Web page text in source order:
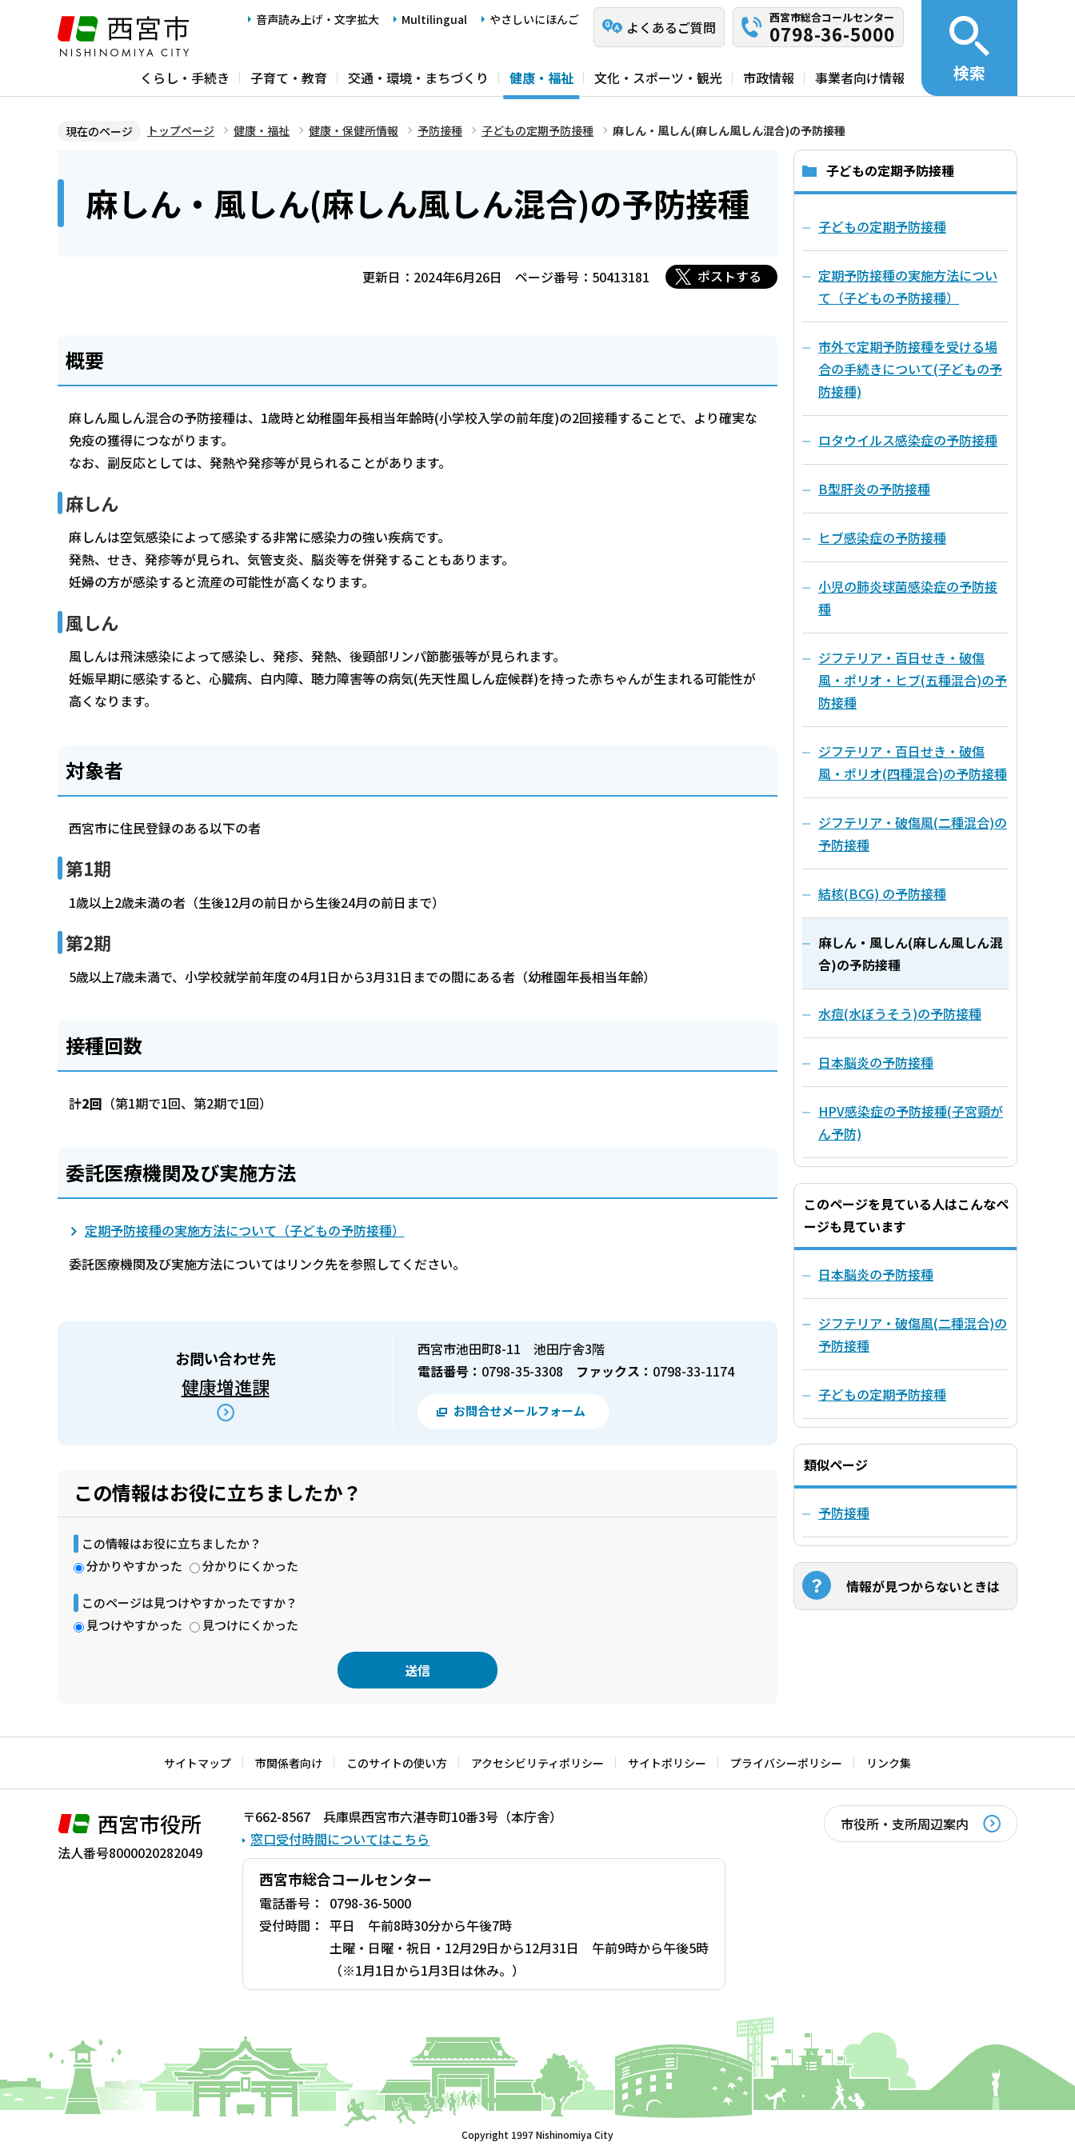
ジ
音声読み上げ・文字拡大 Multilingual やさしいにほんご よくあるご質問
西宮市総合コールセンター
0798-36-5000
くらし・手続き 子育て・教育 交通・環境・まちづくり 健康・福祉 文化・スポーツ・観光 市政情報 事業者向け情報 検索
現在のページ トップページ 健康・福祉 健康・保健所情報 予防接種 子どもの定期予防接種 麻しん・風しん(麻しん風しん混合)の予防接種
麻しん・風しん(麻しん風しん混合)の予防接種
更新日：2024年6月26日 ページ番号：50413181 ポストする
概要
麻しん風しん混合の予防接種は、1歳時と幼稚園年長相当年齢時(小学校入学の前年度)の2回接種することで、より確実な
免疫の獲得につながります。
なお、副反応としては、発熱や発疹等が見られることがあります。
麻しん
麻しんは空気感染によって感染する非常に感染力の強い疾病です。
発熱、せき、発疹等が見られ、気管支炎、脳炎等を併発することもあります。
妊婦の方が感染すると流産の可能性が高くなります。
風しん
風しんは飛沫感染によって感染し、発疹、発熱、後頸部リンパ節膨張等が見られます。
妊娠早期に感染すると、心臓病、白内障、聴力障害等の病気(先天性風しん症候群)を持った赤ちゃんが生まれる可能性が
高くなります。
対象者
西宮市に住民登録のある以下の者
第1期
1歳以上2歳未満の者（生後12月の前日から生後24月の前日まで）
第2期
5歳以上7歳未満で、小学校就学前年度の4月1日から3月31日までの間にある者（幼稚園年長相当年齢）
接種回数
計2回 （第1期で1回、第2期で1回）
委託医療機関及び実施方法
定期予防接種の実施方法について（子どもの予防接種）
委託医療機関及び実施方法についてはリンク先を参照してください。
お問い合わせ先
健康増進課
西宮市池田町8-11 池田庁舎3階
電話番号： 0798-35-3308 ファックス： 0798-33-1174
お問合せメールフォーム
この情報はお役に立ちましたか？
この情報はお役に立ちましたか？
分かりやすかった
分かりにくかった
このページは見つけやすかったですか？
見つけやすかった
見つけにくかった
文
で
子どもの定期予防接種
子どもの定期予防接種
定期予防接種の実施方法につい
て（子どもの予防接種）
市外で定期予防接種を受ける場
合の手続きについて(子どもの予
防接種)
ロタウイルス感染症の予防接種
B型肝炎の予防接種
ヒブ感染症の予防接種
小児の肺炎球菌感染症の予防接
種
ジフテリア・百日せき・破傷
風・ポリオ・ヒブ(五種混合)の予
防接種
ジフテリア・百日せき・破傷
風・ポリオ(四種混合)の予防接種
ジフテリア・破傷風(二種混合)の
予防接種
結核(BCG) の予防接種
麻しん・風しん(麻しん風しん混
合)の予防接種
水痘(水ぼうそう)の予防接種
日本脳炎の予防接種
HPV感染症の予防接種(子宮頸が
ん予防)
このページを見ている人はこんなペ
ージも見ています
日本脳炎の予防接種
ジフテリア・破傷風(二種混合)の
予防接種
子どもの定期予防接種
類似ページ
予防接種
情報が見つからないときは
サイトマップ 市関係者向け このサイトの使い方 アクセシビリティポリシー サイトポリシー プライバシーポリシー リンク集
西宮市役所
法人番号8000020282049
〒662-8567 兵庫県西宮市六湛寺町10番3号（本庁舎）
窓口受付時間についてはこちら
西宮市総合コールセンター
電話番号：
0798-36-5000
受付時間： 平日 午前8時30分から午後7時
土曜・日曜・祝日・12月29日から12月31日 午前9時から午後5時
（※1月1日から1月3日は休み。）
市役所・支所周辺案内
Copyright 1997 Nishinomiya City